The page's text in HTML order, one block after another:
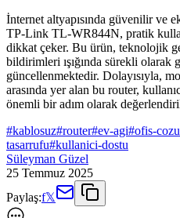
İnternet altyapısında güvenilir ve
TP-Link TL-WR844N, pratik
dikkat çeker. Bu ürün, teknolojik
bildirimleri ışığında sürekli olarak
güncellenmektedir. Dolayısıyla,
arasında yer alan bu router,
önemli bir adım olarak
#kablosuz#router#ev-agi#ofis-
tasarrufu#kullanici-dostu
Süleyman Güzel
25 Temmuz 2025
Paylaş:f𝕏